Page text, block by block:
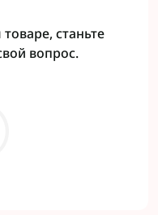
станьте
вопрос.